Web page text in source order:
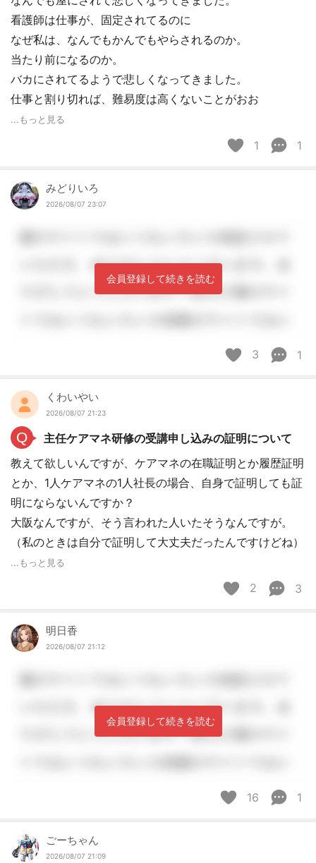
看護師は仕事が、固定されてるのに
なぜ私は、なんでもかんでもやらされるのか。
当たり前になるのか。
バカにされてるようで悲しくなってきました。
仕事と割り切れば、難易度は高くないことがおお
...もっと見る
1 1
みどりいろ
2026/08/07 23:07
会員登録して続きを読む
3 1
くわいやい
2026/08/07 21:23
Q
主任ケアマネ研修の受講申し込みの証明について
教えて欲しいんですが、ケアマネの在職証明とか履歴証明
とか、1人ケアマネの1人社長の場合、自身で証明しても証
明にならないんですか？
大阪なんですが、そう言われた人いたそうなんですが。
（私のときは自分で証明して大丈夫だったんですけどね）
...もっと見る
2 3
明日香
2026/08/07 21:12
会員登録して続きを読む
16 1
ごーちゃん
2026/08/07 21:09